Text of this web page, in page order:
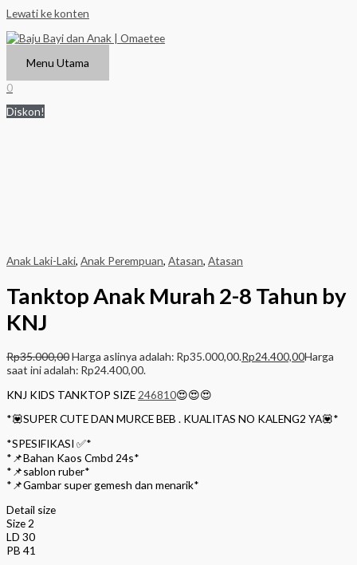
Lewati ke konten
Menu Utama
0
Diskon!
Anak Laki-Laki, Anak Perempuan, Atasan, Atasan
Tanktop Anak Murah 2-8 Tahun by
KNJ
Rp35.000,00Harga aslinya adalah: Rp35.000,00.Rp24.400,00Harga
saat ini adalah: Rp24.400,00.
KNJ KIDS TANKTOP SIZE 246810😍😍😍
*💟SUPER CUTE DAN MURCE BEB . KUALITAS NO KALENG2 YA💟*
*SPESIFIKASI ✅*
*📌Bahan Kaos Cmbd 24s*
*📌sablon ruber*
*📌Gambar super gemesh dan menarik*
Detail size
Size 2
LD 30
PB 41